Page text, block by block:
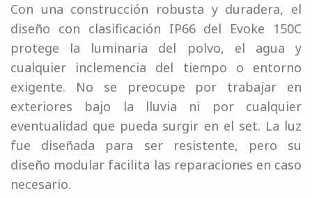
Con una construcción robusta y duradera, el
diseño con clasificación IP66 del Evoke 150C
protege la luminaria del polvo, el agua y
cualquier inclemencia del tiempo o entorno
exigente. No se preocupe por trabajar en
exteriores bajo la lluvia ni por cualquier
eventualidad que pueda surgir en el set. La luz
fue diseñada para ser resistente, pero su
diseño modular facilita las reparaciones en caso
necesario.